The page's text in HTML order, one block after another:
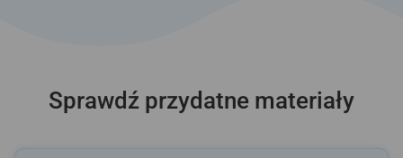
Sprawdź przydatne materiały